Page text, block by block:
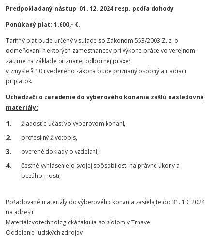
Predpokladaný nástup: 01. 12. 2024 resp. podľa dohody
Ponúkaný plat: 1.600,- €.
Tarifný plat bude určený v súlade so Zákonom 553/2003 Z. z. o
odmeňovaní niektorých zamestnancov pri výkone práce vo verejnom
záujme na základe priznanej odbornej praxe;
v zmysle § 10 uvedeného zákona bude priznaný osobný a riadiaci
príplatok.
Uchádzači o zaradenie do výberového konania zašlú nasledovné
materiály:
žiadosť o účasť vo výberovom konaní,
profesijný životopis,
overené doklady o vzdelaní,
čestné vyhlásenie o svojej spôsobilosti na právne úkony a
bezúhonnosti,
Požadované materiály do výberového konania zasielajte do 31. 10. 2024
na adresu:
Materiálovotechnologická fakulta so sídlom v Trnave
Oddelenie ľudských zdrojov